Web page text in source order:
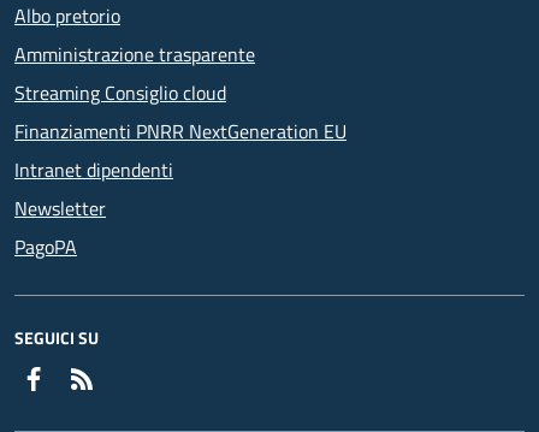
Albo pretorio
Amministrazione trasparente
Streaming Consiglio cloud
Finanziamenti PNRR NextGeneration EU
Intranet dipendenti
Newsletter
PagoPA
SEGUICI SU
Facebook